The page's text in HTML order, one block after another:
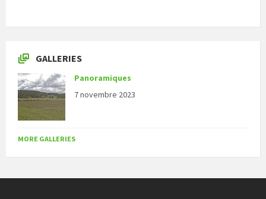
GALLERIES
Panoramiques
7 novembre 2023
MORE GALLERIES